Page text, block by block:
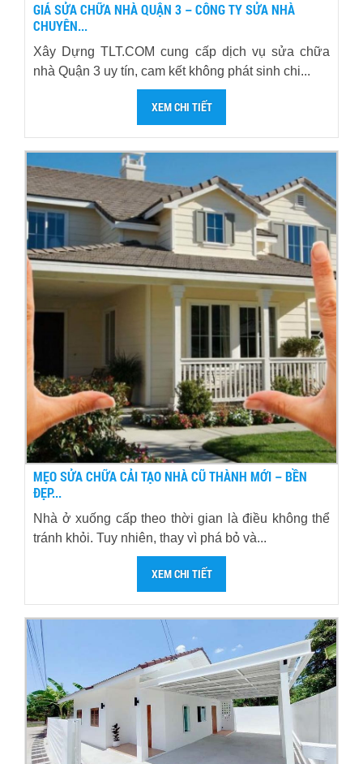
GIÁ SỬA CHỮA NHÀ QUẬN 3 – CÔNG TY SỬA NHÀ
CHUYÊN...
Xây Dựng TLT.COM cung cấp dịch vụ sửa chữa
nhà Quận 3 uy tín, cam kết không phát sinh chi...
XEM CHI TIẾT
MẸO SỬA CHỮA CẢI TẠO NHÀ CŨ THÀNH MỚI – BỀN
ĐẸP...
Nhà ở xuống cấp theo thời gian là điều không thể
tránh khỏi. Tuy nhiên, thay vì phá bỏ và...
XEM CHI TIẾT